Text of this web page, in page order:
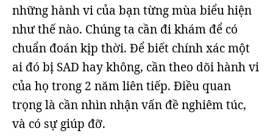
những hành vi của bạn từng mùa biểu hiện
như thế nào. Chúng ta cần đi khám để có
chuẩn đoán kịp thời. Để biết chính xác một
ai đó bị SAD hay không, cần theo dõi hành vi
của họ trong 2 năm liên tiếp. Điều quan
trọng là cần nhìn nhận vấn đề nghiêm túc,
và có sự giúp đỡ.